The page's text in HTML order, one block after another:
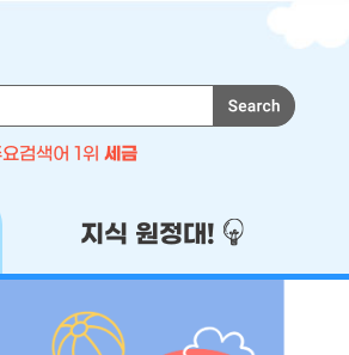
검
검색어 1위 세금
국세청
지식 원정대!